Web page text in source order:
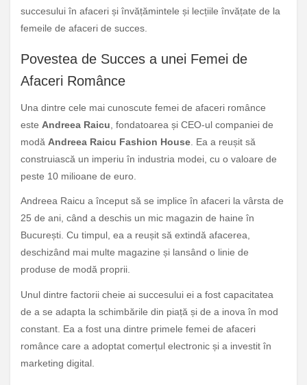
succesului în afaceri și învățămintele și lecțiile învățate de la
femeile de afaceri de succes.
Povestea de Succes a unei Femei de
Afaceri Românce
Una dintre cele mai cunoscute femei de afaceri românce
este Andreea Raicu , fondatoarea și CEO-ul companiei de
modă Andreea Raicu Fashion House . Ea a reușit să
construiască un imperiu în industria modei, cu o valoare de
peste 10 milioane de euro.
Andreea Raicu a început să se implice în afaceri la vârsta de
25 de ani, când a deschis un mic magazin de haine în
București. Cu timpul, ea a reușit să extindă afacerea,
deschizând mai multe magazine și lansând o linie de
produse de modă proprii.
Unul dintre factorii cheie ai succesului ei a fost capacitatea
de a se adapta la schimbările din piață și de a inova în mod
constant. Ea a fost una dintre primele femei de afaceri
românce care a adoptat comerțul electronic și a investit în
marketing digital.